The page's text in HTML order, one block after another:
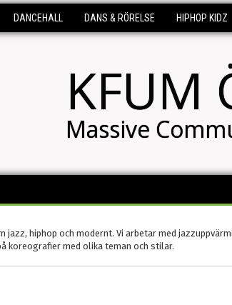
DANCEHALL DANS & RÖRELSE HIPHOP KIDZ
KFUM
Massive
jazz, hiphop och modernt. Vi arbetar med
koreografier med olika teman och stilar.